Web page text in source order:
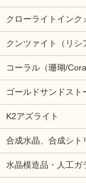
クローライトインク
クンツァイト（リシ
コーラル（珊瑚/Coral
ゴールドサンドスト
K2アズライト
合成水晶、合成シト
水晶模造品・人工ガ